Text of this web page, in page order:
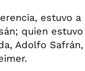
estuvo a
quien estuvo
Adolfo